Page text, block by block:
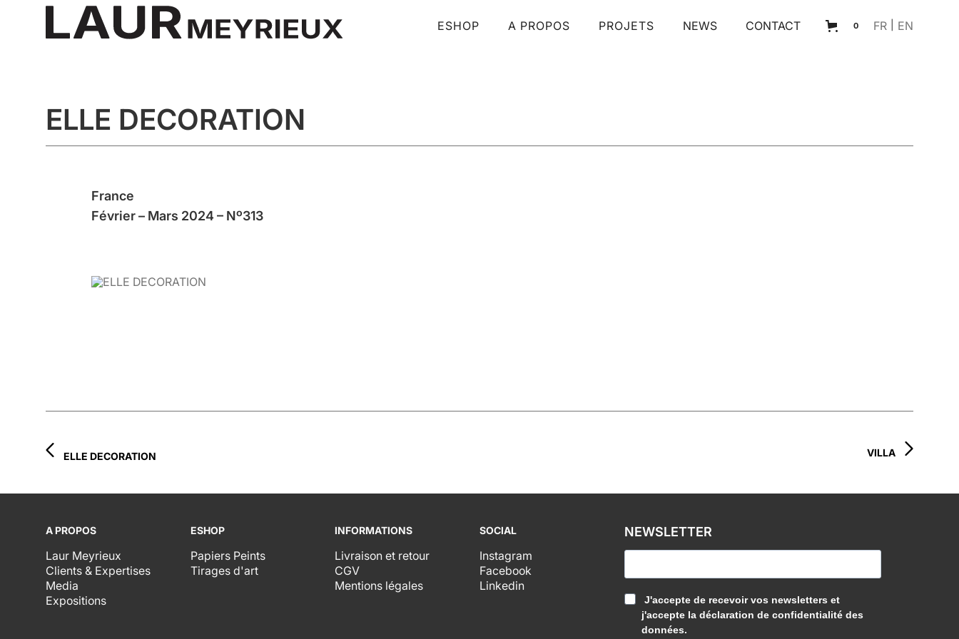
ESHOP A PROPOS PROJETS NEWS CONTACT 0 FR EN
ELLE DECORATION
France
Février – Mars 2024 – Nº313
ELLE DECORATION VILLA
A PROPOS
Laur Meyrieux
Clients & Expertises
Media
Expositions
ESHOP
Papiers Peints
Tirages d'art
INFORMATIONS
Livraison et retour
CGV
Mentions légales
SOCIAL
Instagram
Facebook
Linkedin
NEWSLETTER
J'accepte de recevoir vos newsletters et
j'accepte la déclaration de confidentialité des
données.